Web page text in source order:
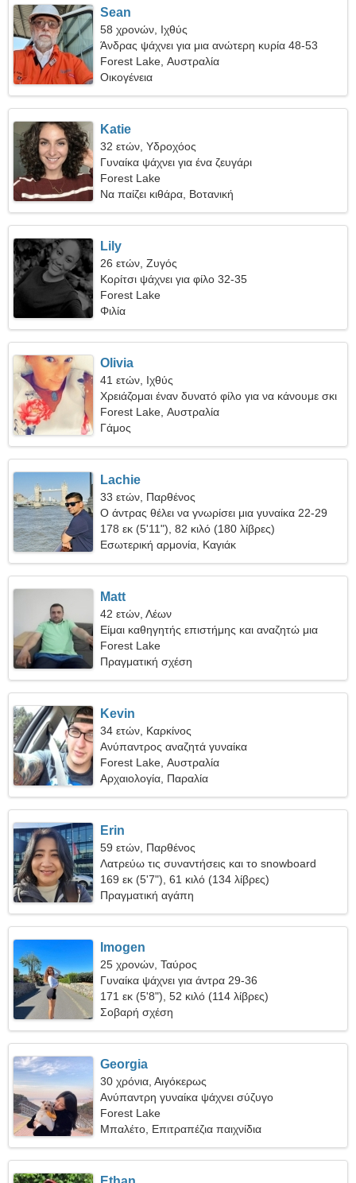
Sean
58 χρονών, Ιχθύς
Άνδρας ψάχνει για μια ανώτερη κυρία 48-53
Forest Lake, Αυστραλία
Οικογένεια
Katie
32 ετών, Υδροχόος
Γυναίκα ψάχνει για ένα ζευγάρι
Forest Lake
Να παίζει κιθάρα, Βοτανική
Lily
26 ετών, Ζυγός
Κορίτσι ψάχνει για φίλο 32-35
Forest Lake
Φιλία
Olivia
41 ετών, Ιχθύς
Χρειάζομαι έναν δυνατό φίλο για να κάνουμε σκι
μαζί
Forest Lake, Αυστραλία
Γάμος
Lachie
33 ετών, Παρθένος
Ο άντρας θέλει να γνωρίσει μια γυναίκα 22-29
178 εκ (5'11"), 82 κιλό (180 λίβρες)
Εσωτερική αρμονία, Καγιάκ
Matt
42 ετών, Λέων
Είμαι καθηγητής επιστήμης και αναζητώ μια
ταπεινή γυναίκα
Forest Lake
Πραγματική σχέση
Kevin
34 ετών, Καρκίνος
Ανύπαντρος αναζητά γυναίκα
Forest Lake, Αυστραλία
Αρχαιολογία, Παραλία
Erin
59 ετών, Παρθένος
Λατρεύω τις συναντήσεις και το snowboard
169 εκ (5'7"), 61 κιλό (134 λίβρες)
Πραγματική αγάπη
Imogen
25 χρονών, Ταύρος
Γυναίκα ψάχνει για άντρα 29-36
171 εκ (5'8"), 52 κιλό (114 λίβρες)
Σοβαρή σχέση
Georgia
30 χρόνια, Αιγόκερως
Ανύπαντρη γυναίκα ψάχνει σύζυγο
Forest Lake
Μπαλέτο, Επιτραπέζια παιχνίδια